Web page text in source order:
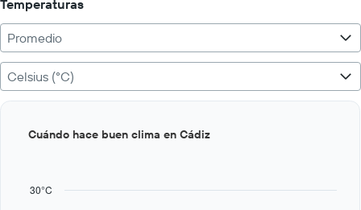
Temperaturas
Promedio
Celsius (°C)
graphic.
30°C
Cuándo hace buen clima en Cádiz